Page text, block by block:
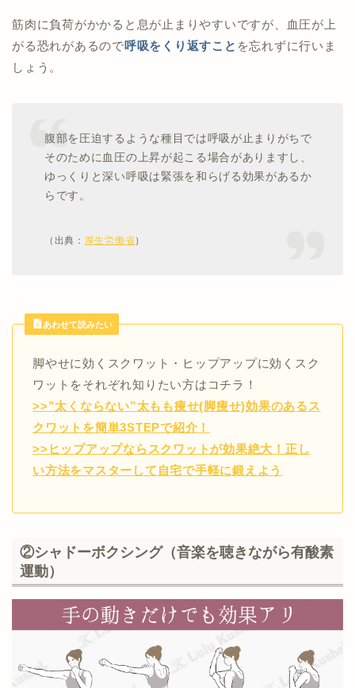
筋肉に負荷がかかると息が止まりやすいですが、血圧が上
がる恐れがあるので呼吸をくり返すこと を忘れずに行いま
しょう。
腹部を圧迫するような種目では呼吸が止まりがちで
そのために血圧の上昇が起こる場合がありますし、
ゆっくりと深い呼吸は緊張を和らげる効果があるか
らです。
（出典： 厚生労働省）
あわせて読みたい
脚やせに効くスクワット・ヒップアップに効くスク
ワットをそれぞれ知りたい方はコチラ！
>>”太くならない”太もも痩せ(脚痩せ)効果のあるス
クワットを簡単3STEPで紹介！
>>ヒップアップならスクワットが効果絶大！正し
い方法をマスターして自宅で手軽に鍛えよう
②シャドーボクシング（音楽を聴きながら有酸素
運動）